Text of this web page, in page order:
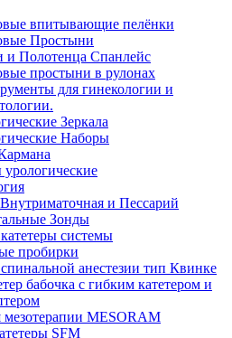
впитывающие пелёнки
Простыни
и Полотенца Спанлейс
простыни в рулонах
для гинекологии и
Зеркала
Наборы
урологические
и Пессарий
Зонды
системы
пробирки
анестезии тип Квинке
бабочка с гибким катетером и
MESORAM
SFM